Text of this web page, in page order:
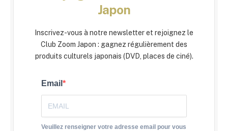
Japon
Inscrivez-vous à notre newsletter et rejoignez le
Club Zoom Japon : gagnez régulièrement des
produits culturels japonais (DVD, places de ciné).
Email
Veuillez renseigner votre adresse email pour vous